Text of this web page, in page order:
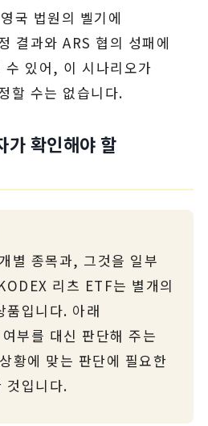
국 법원의 벨기에
결과와 ARS 협의 성패에
수 있어, 이 시나리오가
할 수는 없습니다.
가 확인해야 할
별 종목과, 그것을 일부
리츠 ETF는 별개의
품입니다. 아래
부를 대신 판단해 주는
황에 맞는 판단에 필요한
것입니다.